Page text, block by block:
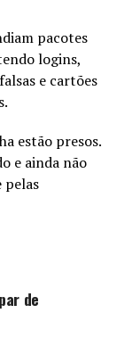
pacotes
logins,
e cartões
estão presos.
e ainda não
pelas
de